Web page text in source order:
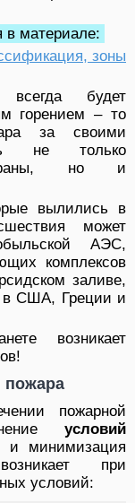
в материале:
зоны
всегда будет
горением – то
за своими
не только
но и
вылились в
может
АЭС,
комплексов
заливе,
в США, Греции и
возникает
пожара
пожарной
условий
и минимизация
при
условий: